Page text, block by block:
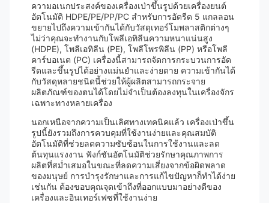
ความอเนกประสงค์ของเครื่องเป่าขึ้นรูปด้วยเครื่องยนต์
อัตโนมัติ HDPE/PE/PP/PC สำหรับการอัดรีด 5 แกลลอน
ขยายไปถึงความเข้ากันได้กับวัสดุเทอร์โมพลาสติกต่างๆ
ไม่ว่าคุณจะทำงานกับโพลีเอทิลีนความหนาแน่นสูง
(HDPE), โพลีเอทิลีน (PE), โพลีโพรพิลีน (PP) หรือโพลี
คาร์บอเนต (PC) เครื่องนี้สามารถจัดการกระบวนการอัด
รีดและขึ้นรูปได้อย่างแม่นยำและง่ายดาย ความเข้ากันได้
กับวัสดุหลายชนิดนี้ช่วยให้ผู้ผลิตสามารถกระจาย
ผลิตภัณฑ์ของตนได้โดยไม่จำเป็นต้องลงทุนในเครื่องจักร
เฉพาะทางหลายเครื่อง
นอกเหนือจากความเป็นเลิศทางเทคนิคแล้ว เครื่องเป่าขึ้น
รูปนี้ยังรวมถึงการควบคุมที่ใช้งานง่ายและคุณสมบัติ
อัตโนมัติที่ช่วยลดความซับซ้อนในการใช้งานและลด
ต้นทุนแรงงาน ฟังก์ชันอัตโนมัติช่วยรักษาคุณภาพการ
ผลิตที่สม่ำเสมอในขณะที่ลดความเสี่ยงจากข้อผิดพลาด
ของมนุษย์ การบำรุงรักษาและการแก้ไขปัญหาก็ทำได้ง่าย
เช่นกัน ต้องขอบคุณจุดเข้าถึงที่ออกแบบมาอย่างดีของ
เครื่องและอินเทอร์เฟซที่ใช้งานง่าย